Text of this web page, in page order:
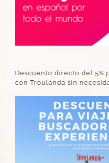
Descuento directo del 5%
con Troulanda sin